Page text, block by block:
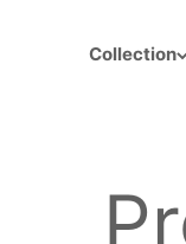
Collection